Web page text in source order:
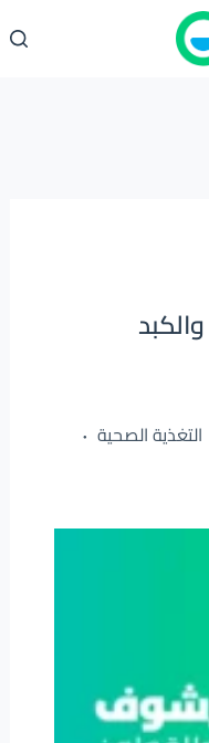
التغذية الصحية